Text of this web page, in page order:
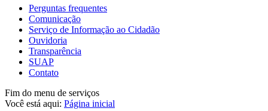
Perguntas frequentes
Comunicação
Serviço de Informação ao Cidadão
Ouvidoria
Transparência
SUAP
Contato
Fim do menu de serviços
Você está aqui: Página inicial